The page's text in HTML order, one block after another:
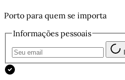
Porto para quem se importa
Informações pessoais